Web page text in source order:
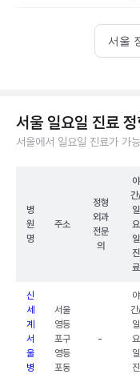
서울
서울 일요일 진료
서울에서 일요일 진료가 가
병
원
명
주소
정형
외과
전문
의
야
일
요
일
진
료
신
세
계
서
울
병
서울
영등
포구
영등
포동
-
야
일
요
일
진